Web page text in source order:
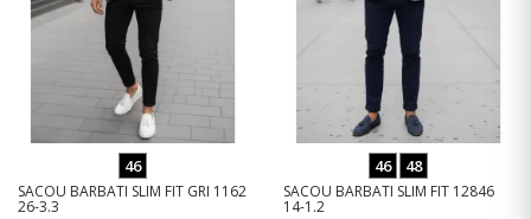
46
SACOU BARBATI SLIM FIT GRI 1162
26-3.3
46 48
SACOU BARBATI SLIM FIT 12846
14-1.2